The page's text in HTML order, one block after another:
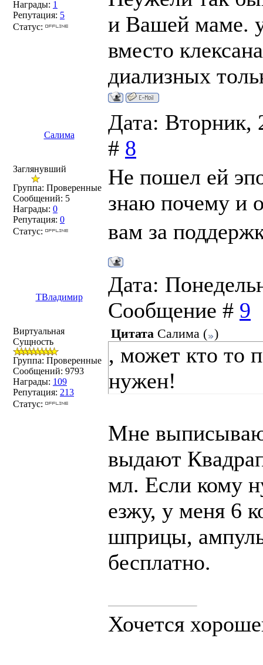
Награды: 1
Репутация: 5
Статус:
и Вашей маме.
вместо
диализных
Салима
Дата: Вторник,
# 8
Заглянувший
Группа: Проверенные
Сообщений: 5
Награды: 0
Репутация: 0
Статус:
Не пошел ей
знаю почему и
вам за
ТВладимир
Дата:
Сообщение # 9
Виртуальная
Сущность
Группа: Проверенные
Сообщений: 9793
Награды: 109
Репутация: 213
Статус:
Цитата Салима ( )
, может кто то
нужен!
Мне
выдают
мл. Если кому
езжу, у меня 6
шприцы,
бесплатно.
Хочется